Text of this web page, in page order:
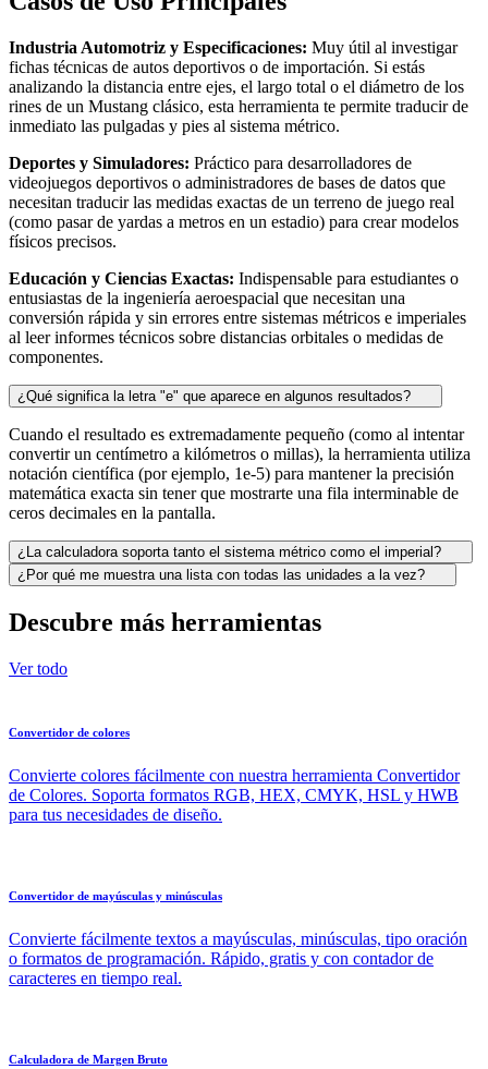
Industria Automotriz y Especificaciones: Muy útil al investigar
fichas técnicas de autos deportivos o de importación. Si estás
analizando la distancia entre ejes, el largo total o el diámetro de los
rines de un Mustang clásico, esta herramienta te permite traducir de
inmediato las pulgadas y pies al sistema métrico.
Deportes y Simuladores: Práctico para desarrolladores de
videojuegos deportivos o administradores de bases de datos que
necesitan traducir las medidas exactas de un terreno de juego real
(como pasar de yardas a metros en un estadio) para crear modelos
físicos precisos.
Educación y Ciencias Exactas: Indispensable para estudiantes o
entusiastas de la ingeniería aeroespacial que necesitan una
conversión rápida y sin errores entre sistemas métricos e imperiales
al leer informes técnicos sobre distancias orbitales o medidas de
componentes.
¿Qué significa la letra "e" que aparece en algunos resultados?
Cuando el resultado es extremadamente pequeño (como al intentar
convertir un centímetro a kilómetros o millas), la herramienta utiliza
notación científica (por ejemplo, 1e-5) para mantener la precisión
matemática exacta sin tener que mostrarte una fila interminable de
ceros decimales en la pantalla.
¿La calculadora soporta tanto el sistema métrico como el imperial?
¿Por qué me muestra una lista con todas las unidades a la vez?
Descubre más herramientas
Ver todo
Convertidor de colores
Convierte colores fácilmente con nuestra herramienta Convertidor
de Colores. Soporta formatos RGB, HEX, CMYK, HSL y HWB
para tus necesidades de diseño.
Convertidor de mayúsculas y minúsculas
Convierte fácilmente textos a mayúsculas, minúsculas, tipo oración
o formatos de programación. Rápido, gratis y con contador de
caracteres en tiempo real.
Calculadora de Margen Bruto